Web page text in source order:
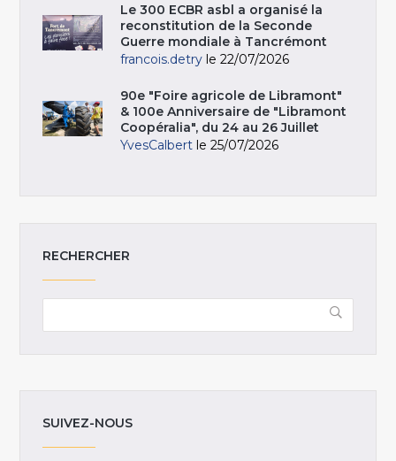
Le 300 ECBR asbl a organisé la
reconstitution de la Seconde
Guerre mondiale à Tancrémont
francois.detry le 22/07/2026
90e "Foire agricole de Libramont"
& 100e Anniversaire de "Libramont
Coopéralia", du 24 au 26 Juillet
YvesCalbert le 25/07/2026
RECHERCHER
SUIVEZ-NOUS